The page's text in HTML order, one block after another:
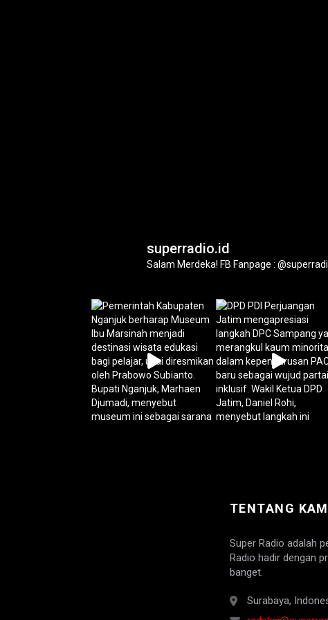
superradio.id
Salam Merdeka! FB Fanpage :
TENTANG
Super Radio adalah
Radio hadir dengan
banget.
Surabaya,